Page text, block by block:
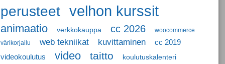
perusteet velhon kurssit
animaatio verkkokauppa cc 2026
woocommerce
värikorjailu
web tekniikat kuvittaminen
cc 2019
videokoulutus
video taitto koulutuskalenteri